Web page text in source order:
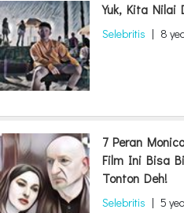
Yuk, Kita Nilai
Selebritis | 8
7 Peran
Film Ini Bisa
Tonton Deh!
Selebritis | 5